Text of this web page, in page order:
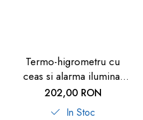
Termo-higrometru cu
ceas si alarma iluminat
TFA 60.2011
202,00 RON
In Stoc